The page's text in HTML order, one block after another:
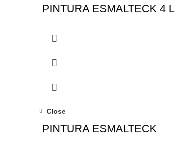
PINTURA ESMALTECK 4 L
Close
PINTURA ESMALTECK